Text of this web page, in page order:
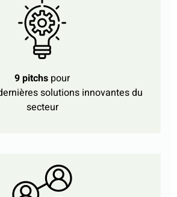
9 pitchs pour
solutions innovantes du
secteur